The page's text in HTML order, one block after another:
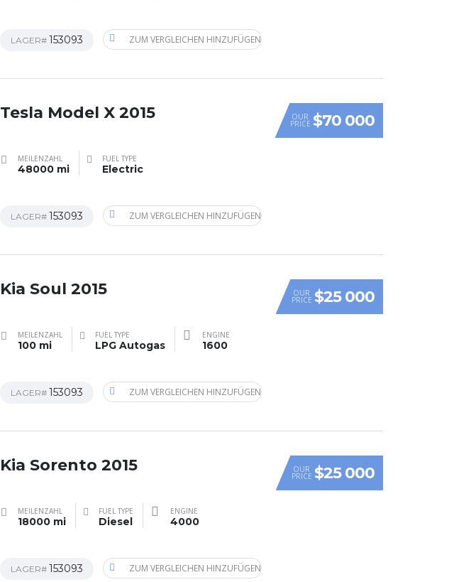
LAGER# 153093 ZUM VERGLEICHEN HINZUFÜGEN
OUR
PRICE $70 000
Tesla Model X 2015
MEILENZAHL
48000 mi
FUEL TYPE
Electric
LAGER# 153093 ZUM VERGLEICHEN HINZUFÜGEN
OUR
PRICE $25 000
Kia Soul 2015
MEILENZAHL
100 mi
FUEL TYPE
LPG Autogas
ENGINE
1600
LAGER# 153093 ZUM VERGLEICHEN HINZUFÜGEN
OUR
PRICE $25 000
Kia Sorento 2015
MEILENZAHL
18000 mi
FUEL TYPE
Diesel
ENGINE
4000
LAGER# 153093 ZUM VERGLEICHEN HINZUFÜGEN